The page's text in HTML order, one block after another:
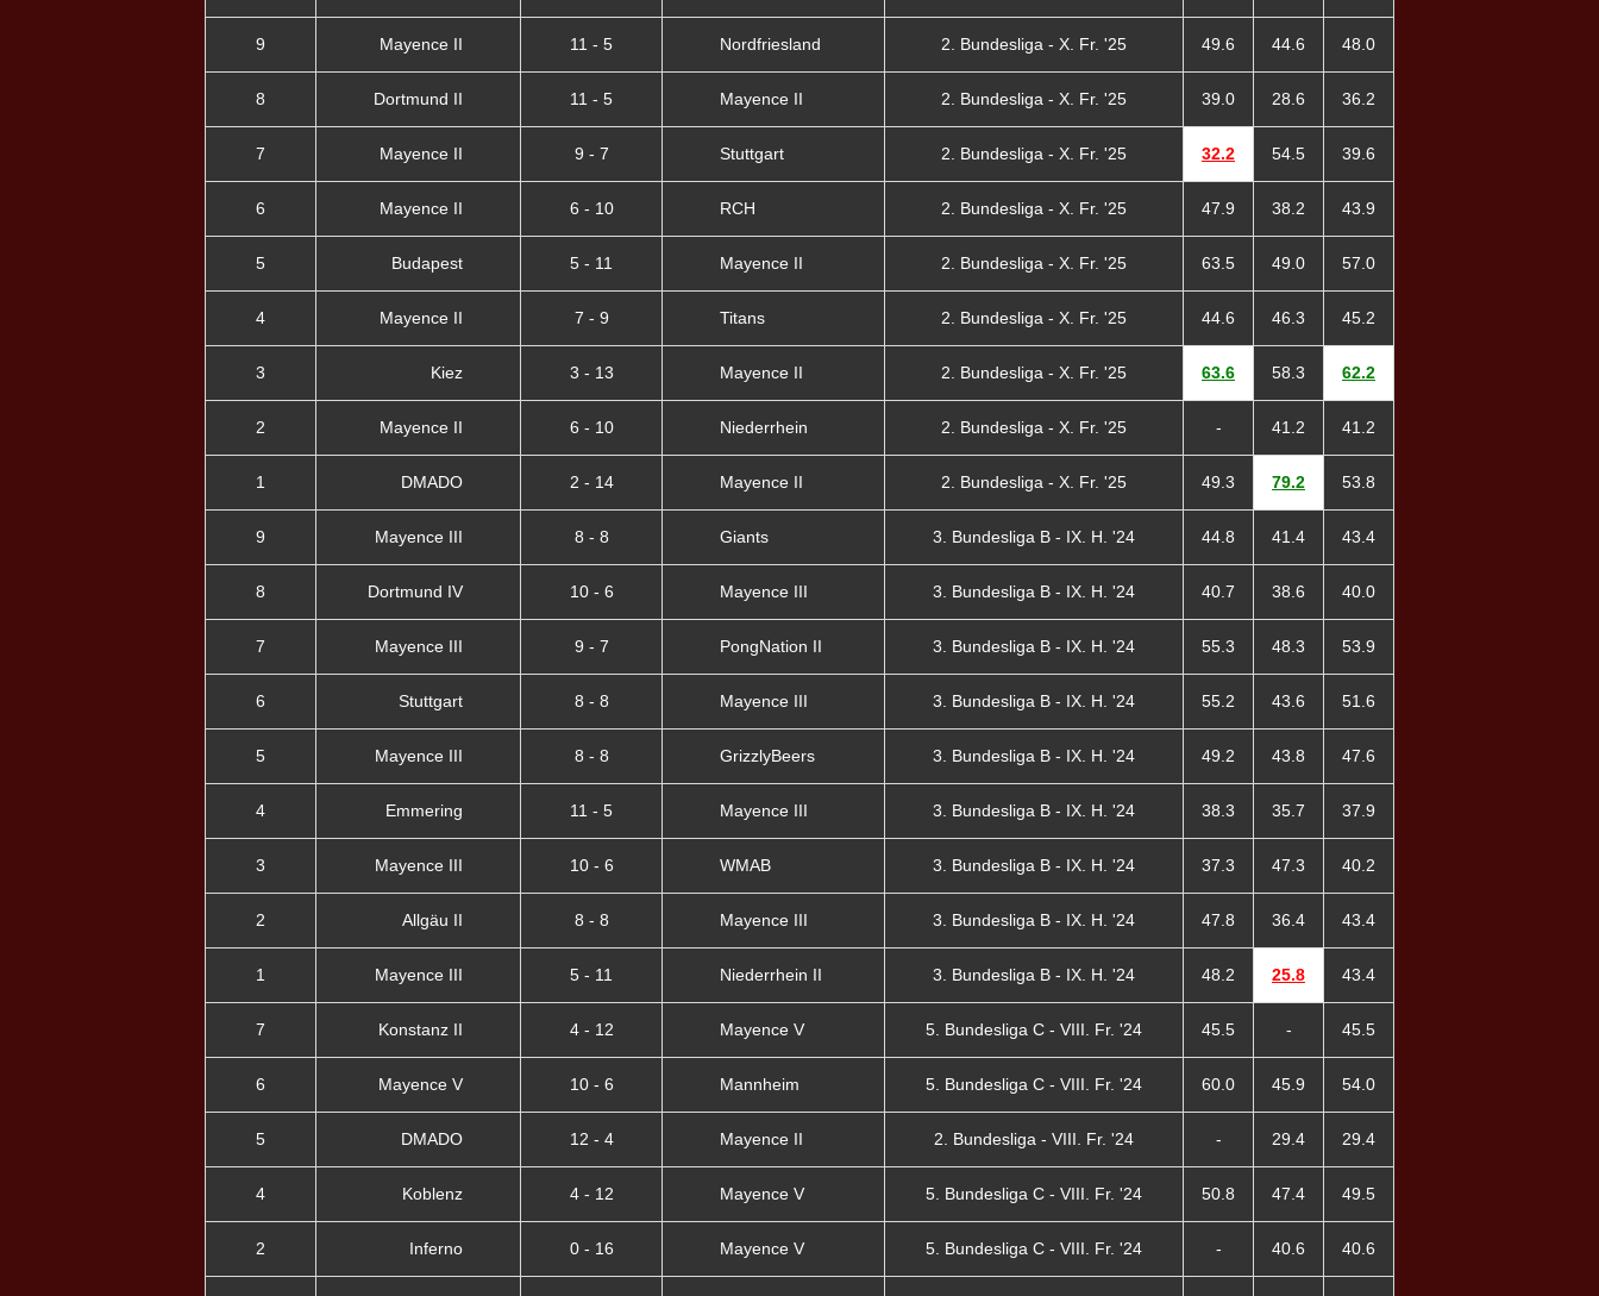
9 Mayence II 11 - 5 Nordfriesland 2. Bundesliga - X. Fr. '25 49.6 44.6 48.0
8 Dortmund II 11 - 5 Mayence II 2. Bundesliga - X. Fr. '25 39.0 28.6 36.2
7 Mayence II 9 - 7 Stuttgart 2. Bundesliga - X. Fr. '25 32.2 54.5 39.6
6 Mayence II 6 - 10 RCH 2. Bundesliga - X. Fr. '25 47.9 38.2 43.9
5 Budapest 5 - 11 Mayence II 2. Bundesliga - X. Fr. '25 63.5 49.0 57.0
4 Mayence II 7 - 9 Titans 2. Bundesliga - X. Fr. '25 44.6 46.3 45.2
3 Kiez 3 - 13 Mayence II 2. Bundesliga - X. Fr. '25 63.6 58.3 62.2
2 Mayence II 6 - 10 Niederrhein 2. Bundesliga - X. Fr. '25 - 41.2 41.2
1 DMADO 2 - 14 Mayence II 2. Bundesliga - X. Fr. '25 49.3 79.2 53.8
9 Mayence III 8 - 8 Giants 3. Bundesliga B - IX. H. '24 44.8 41.4 43.4
8 Dortmund IV 10 - 6 Mayence III 3. Bundesliga B - IX. H. '24 40.7 38.6 40.0
7 Mayence III 9 - 7 PongNation II 3. Bundesliga B - IX. H. '24 55.3 48.3 53.9
6 Stuttgart 8 - 8 Mayence III 3. Bundesliga B - IX. H. '24 55.2 43.6 51.6
5 Mayence III 8 - 8 GrizzlyBeers 3. Bundesliga B - IX. H. '24 49.2 43.8 47.6
4 Emmering 11 - 5 Mayence III 3. Bundesliga B - IX. H. '24 38.3 35.7 37.9
3 Mayence III 10 - 6 WMAB 3. Bundesliga B - IX. H. '24 37.3 47.3 40.2
2 Allgäu II 8 - 8 Mayence III 3. Bundesliga B - IX. H. '24 47.8 36.4 43.4
1 Mayence III 5 - 11 Niederrhein II 3. Bundesliga B - IX. H. '24 48.2 25.8 43.4
7 Konstanz II 4 - 12 Mayence V 5. Bundesliga C - VIII. Fr. '24 45.5 - 45.5
6 Mayence V 10 - 6 Mannheim 5. Bundesliga C - VIII. Fr. '24 60.0 45.9 54.0
5 DMADO 12 - 4 Mayence II 2. Bundesliga - VIII. Fr. '24 - 29.4 29.4
4 Koblenz 4 - 12 Mayence V 5. Bundesliga C - VIII. Fr. '24 50.8 47.4 49.5
2 Inferno 0 - 16 Mayence V 5. Bundesliga C - VIII. Fr. '24 - 40.6 40.6